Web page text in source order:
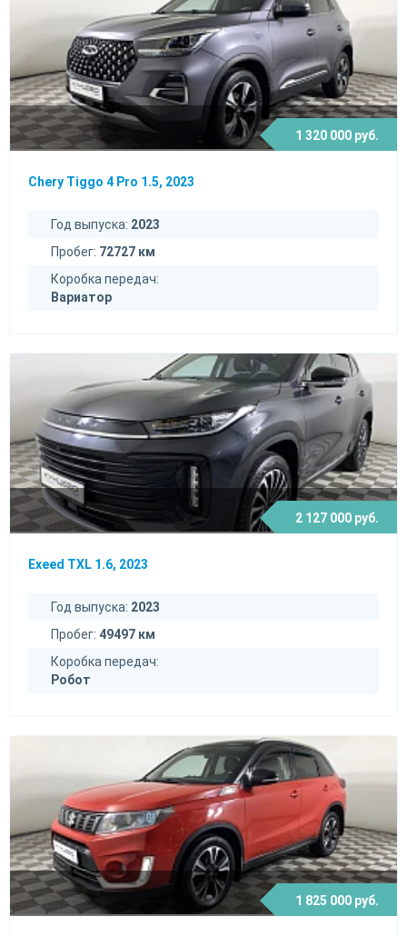
1 320 000 руб.
Chery Tiggo 4 Pro 1.5, 2023
Год выпуска: 2023
Пробег: 72727 км
Коробка передач:
Вариатор
2 127 000 руб.
Exeed TXL 1.6, 2023
Год выпуска: 2023
Пробег: 49497 км
Коробка передач:
Робот
1 825 000 руб.